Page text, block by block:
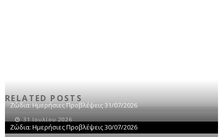
RELATED POSTS
Ζώδια: Ημερήσιες Προβλέψεις 31/07/2026
31 Ιουλίου 2026
Ζώδια: Ημερήσιες Προβλέψεις 30/07/2026